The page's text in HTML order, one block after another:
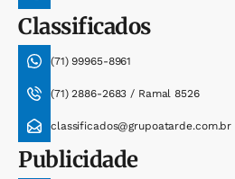
Classificados
(71) 99965-8961
(71) 2886-2683 / Ramal 8526
classificados@grupoatarde.com.br
Publicidade